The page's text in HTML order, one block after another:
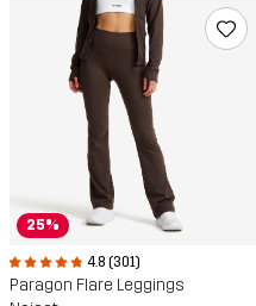
25%
4.8 (301)
Paragon Flare Leggings